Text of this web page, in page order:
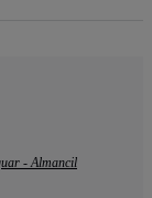
- Almancil